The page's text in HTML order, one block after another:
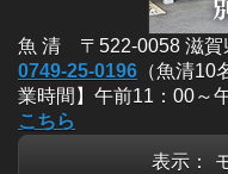
魚 清 〒522-0058 滋賀
0749-25-0196 （魚清
業時間】午前11：00
こちら
表示：